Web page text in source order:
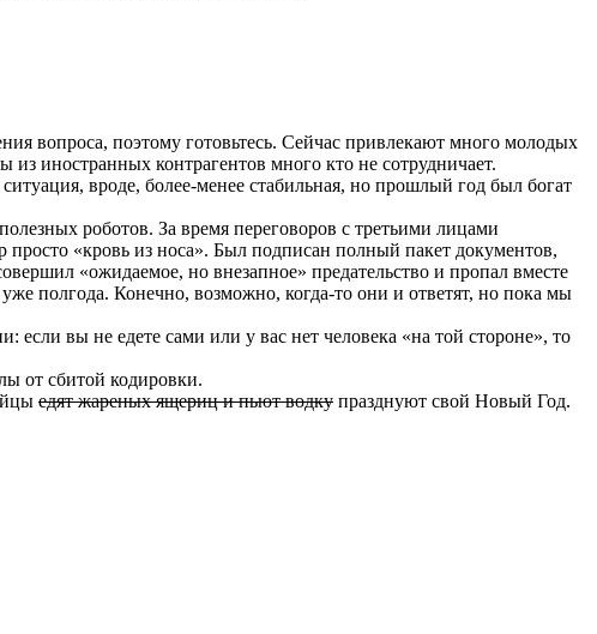
вопроса, поэтому готовьтесь. Сейчас привлекают много молодых
иностранных контрагентов много кто не сотрудничает.
вроде, более-менее стабильная, но прошлый год был богат
роботов. За время переговоров с третьими лицами
просто «кровь из носа». Был подписан полный пакет документов,
«ожидаемое, но внезапное» предательство и пропал вместе
полгода. Конечно, возможно, когда-то они и ответят, но пока мы
если вы не едете сами или у вас нет человека «на той стороне», то
от сбитой кодировки.
едят жареных ящериц и пьют водку празднуют свой Новый Год.